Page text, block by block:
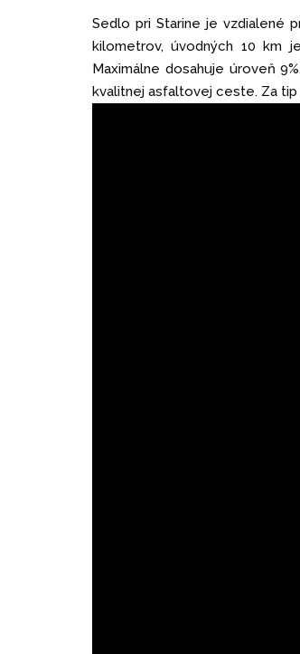
Sedlo pri Starine je vzdialené
kilometrov, úvodných 10 km
Maximálne dosahuje úroveň
kvalitnej asfaltovej ceste. Za tip